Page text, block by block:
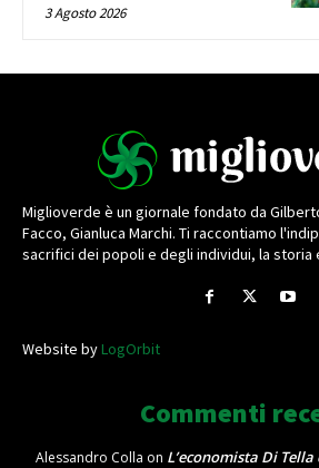
3 Agosto 2026
Miglioverde è un giornale fondato da
Facco, Gianluca Marchi. Ti raccontiamo
sacrifici dei popoli e degli individui, la storia
Website byLogOrbit
Commenti
Alessandro Colla on L’economista Di